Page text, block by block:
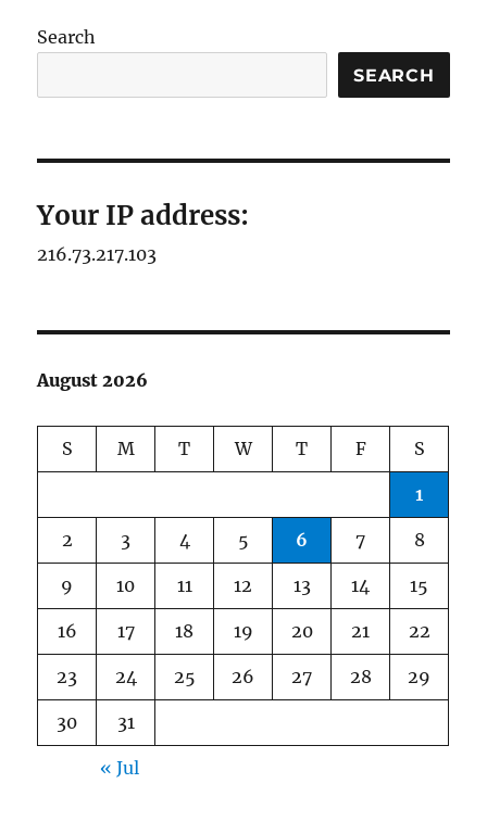
Search
SEARCH
Your IP address:
216.73.217.103
August 2026
S M T W T F S
1
2 3 4 5 6 7 8
9 10 11 12 13 14 15
16 17 18 19 20 21 22
23 24 25 26 27 28 29
30 31
« Jul